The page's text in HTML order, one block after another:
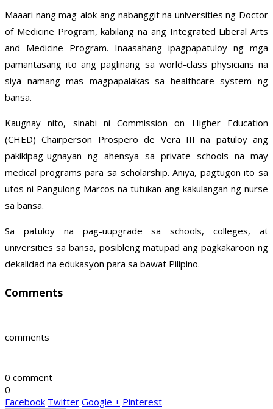
Maaari nang mag-alok ang nabanggit na universities ng Doctor
of Medicine Program, kabilang na ang Integrated Liberal Arts
and Medicine Program. Inaasahang ipagpapatuloy ng mga
pamantasang ito ang paglinang sa world-class physicians na
siya namang mas magpapalakas sa healthcare system ng
bansa.
Kaugnay nito, sinabi ni Commission on Higher Education
(CHED) Chairperson Prospero de Vera III na patuloy ang
pakikipag-ugnayan ng ahensya sa private schools na may
medical programs para sa scholarship. Aniya, pagtugon ito sa
utos ni Pangulong Marcos na tutukan ang kakulangan ng nurse
sa bansa.
Sa patuloy na pag-uupgrade sa schools, colleges, at
universities sa bansa, posibleng matupad ang pagkakaroon ng
dekalidad na edukasyon para sa bawat Pilipino.
Comments
comments
0 comment
0
Facebook Twitter Google + Pinterest